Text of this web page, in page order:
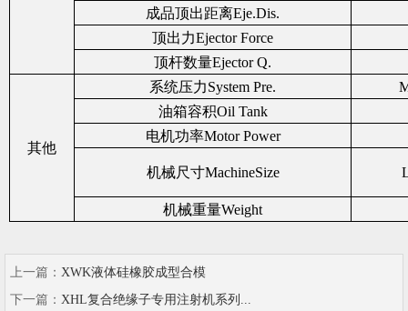
成品顶出距离Eje.Dis.
顶出力Ejector Force
顶杆数量Ejector Q.
其他
系统压力System Pre.
油箱容积Oil Tank
电机功率Motor Power
机械尺寸MachineSize
机械重量Weight
上一篇： XWK液体硅橡胶成型合模
下一篇： XHL复合绝缘子专用注射机系列...